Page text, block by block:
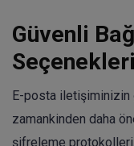
Güvenli
E-posta iletişiminizin
zamankinden daha
şifreleme protokolleri